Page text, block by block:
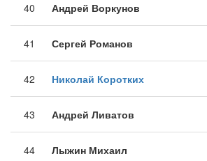
40 Андрей Воркунов
41 Сергей Романов
42 Николай Коротких
43 Андрей Ливатов
44 Лыжин Михаил